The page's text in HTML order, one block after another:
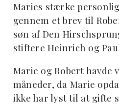
Maries stærke
gennem et brev til
søn af Den
stiftere Heinrich og
Marie og Robert
måneder, da Marie
ikke har lyst til at gifte